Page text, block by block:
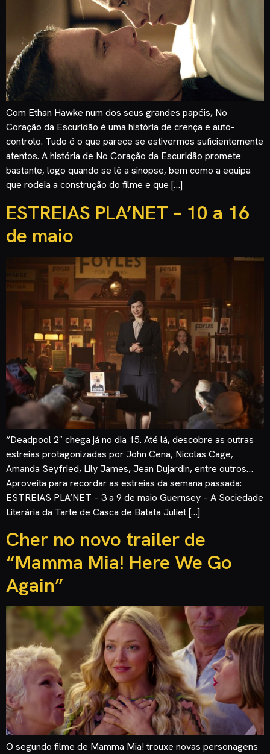
Com Ethan Hawke num dos seus grandes papéis, No
Coração da Escuridão é uma história de crença e auto-
controlo. Tudo é o que parece se estivermos suficientemente
atentos. A história de No Coração da Escuridão promete
bastante, logo quando se lê a sinopse, bem como a equipa
que rodeia a construção do filme e que […]
ESTREIAS PLA’NET – 10 a 16
de maio
“Deadpool 2″ chega já no dia 15. Até lá, descobre as outras
estreias protagonizadas por John Cena, Nicolas Cage,
Amanda Seyfried, Lily James, Jean Dujardin, entre outros…
Aproveita para recordar as estreias da semana passada:
ESTREIAS PLA’NET – 3 a 9 de maio Guernsey – A Sociedade
Literária da Tarte de Casca de Batata Juliet […]
Cher no novo trailer de
“Mamma Mia! Here We Go
Again”
O segundo filme de Mamma Mia! trouxe novas personagens